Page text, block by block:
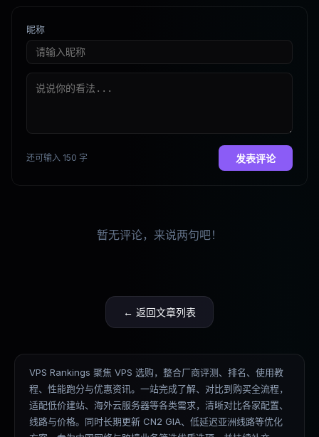
昵称
还可输入 150 字 发表评论
暂无评论，来说两句吧！
← 返回文章列表
VPS Rankings 聚焦 VPS 选购，整合厂商评测、排名、使用教
程、性能跑分与优惠资讯。一站完成了解、对比到购买全流程，
适配低价建站、海外云服务器等各类需求，清晰对比各家配置、
线路与价格。同时长期更新 CN2 GIA、低延迟亚洲线路等优化